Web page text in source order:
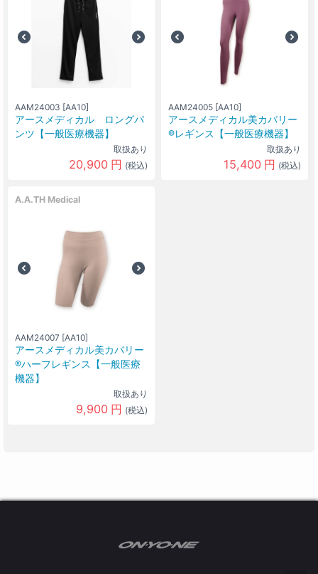
AAM24003 [AA10]
アースメディカル ロングパ
ンツ【一般医療機器】
取扱あり
20,900 円 (税込)
AAM24005 [AA10]
アースメディカル美カバリー
®レギンス【一般医療機器】
取扱あり
15,400 円 (税込)
A.A.TH Medical
AAM24007 [AA10]
アースメディカル美カバリー
®ハーフレギンス【一般医療
機器】
取扱あり
9,900 円 (税込)